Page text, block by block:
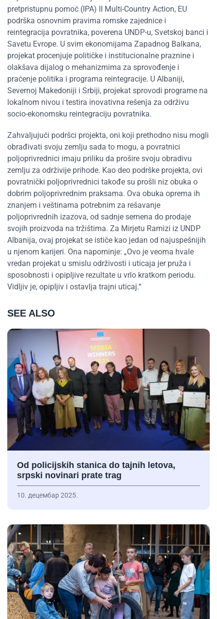
pretpristupnu pomoć (IPA) II Multi-Country Action, EU
podrška osnovnim pravima romske zajednice i
reintegracija povratnika, poverena UNDP-u, Svetskoj banci i
Savetu Evrope. U svim ekonomijama Zapadnog Balkana,
projekat procenjuje političke i institucionalne praznine i
olakšava dijalog o mehanizmima za sprovođenje i
praćenje politika i programa reintegracije. U Albaniji,
Severnoj Makedoniji i Srbiji, projekat sprovodi programe na
lokalnom nivou i testira inovativna rešenja za održivu
socio-ekonomsku reintegraciju povratnika.
Zahvaljujući podršci projekta, oni koji prethodno nisu mogli
obrađivati svoju zemlju sada to mogu, a povratnici
poljoprivrednici imaju priliku da prošire svoju obradivu
zemlju za održivije prihode. Kao deo podrške projekta, ovi
povratnički poljoprivrednici takođe su prošli niz obuka o
dobrim poljoprivrednim praksama. Ova obuka oprema ih
znanjem i veštinama potrebnim za rešavanje
poljoprivrednih izazova, od sadnje semena do prodaje
svojih proizvoda na tržištima. Za Mirjetu Ramizi iz UNDP
Albanija, ovaj projekat se ističe kao jedan od najuspešnijih
u njenom karijeri. Ona napominje: „Ovo je veoma hvale
vredan projekat u smislu održivosti i uticaja jer pruža i
sposobnosti i opipljive rezultate u vrlo kratkom periodu.
Vidljiv je, opipljiv i ostavlja trajni uticaj.“
SEE ALSO
Od policijskih stanica do tajnih letova,
srpski novinari prate trag
10. децембар 2025.